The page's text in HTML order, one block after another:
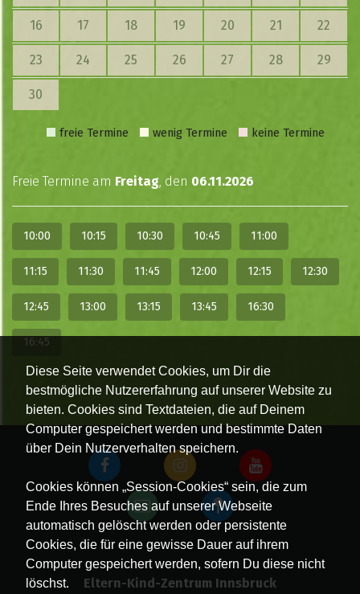
Diese Seite verwendet Cookies, um Dir die
bestmögliche Nutzererfahrung auf unserer Website zu
bieten. Cookies sind Textdateien, die auf Deinem
Computer gespeichert werden und bestimmte Daten
über Dein Nutzerverhalten speichern.
Cookies können „Session-Cookies“ sein, die zum
Ende Ihres Besuches auf unserer Webseite
automatisch gelöscht werden oder persistente
Cookies, die für eine gewisse Dauer auf ihrem
Computer gespeichert werden, sofern Du diese nicht
löschst.
16 17 18 19 20 21 22
23 24 25 26 27 28 29
30
freie Termine wenig Termine keine Termine
Freie Termine am Freitag, den 06.11.2026
10:00 10:15 10:30 10:45 11:00
11:15 11:30 11:45 12:00 12:15 12:30
12:45 13:00 13:15 13:45 16:30
16:45
Eltern-Kind-Zentrum Innsbruck